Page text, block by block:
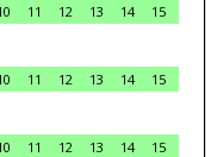
11 12 13 14
15
11 12 13 14
15
11 12 13 14
15